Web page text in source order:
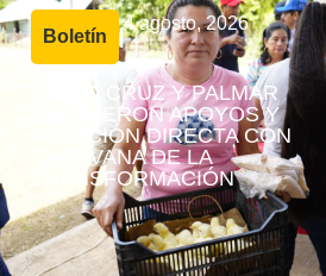
Boletín |
4 agosto, 2026
SANTA CRUZ Y PALMAR
RECIBIERON APOYOS Y
ATENCIÓN DIRECTA CON
CARAVANA DE LA
TRANSFORMACIÓN